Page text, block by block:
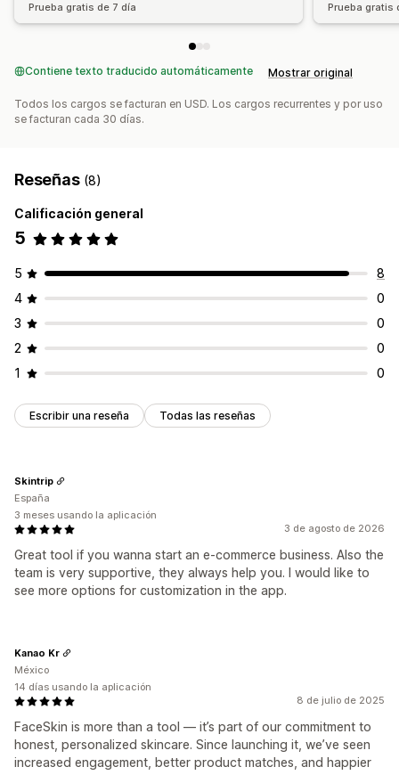
Prueba gratis de 7 día Prueba gratis
Contiene texto traducido automáticamente Mostrar original
Todos los cargos se facturan en USD. Los cargos recurrentes y por uso
se facturan cada 30 días.
Reseñas (8)
Calificación general
5
5
8
4
0
3
0
2
0
1
0
Escribir una reseña Todas las reseñas
3 de agosto de 2026
Great tool if you wanna start an e-commerce business. Also the
team is very supportive, they always help you. I would like to
see more options for customization in the app.
Skintrip
España
3 meses usando la aplicación
8 de julio de 2025
FaceSkin is more than a tool — it’s part of our commitment to
honest, personalized skincare. Since launching it, we’ve seen
increased engagement, better product matches, and happier
Kanao Kr
México
14 días usando la aplicación